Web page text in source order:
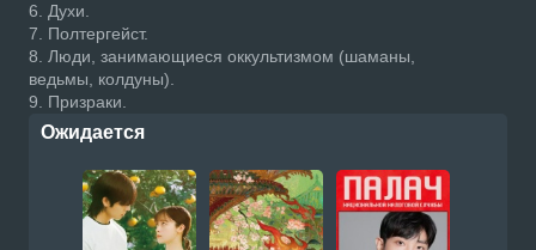
6. Духи.
7. Полтергейст.
8. Люди, занимающиеся оккультизмом (шаманы,
ведьмы, колдуны).
9. Призраки.
Ожидается